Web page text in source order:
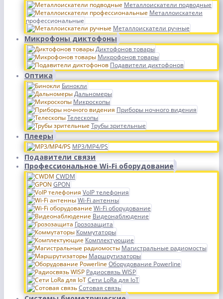
Металлоискатели подводные
Металлоискатели
профессиональные
Металлоискатели ручные
Микрофоны диктофоны
Диктофонов товары
Микрофонов товары
Подавители диктофонов
Оптика
Бинокли
Дальномеры
Микроскопы
Приборы ночного видения
Телескопы
Трубы зрительные
Плееры
MP3/MP4/PS
Подавители связи
Профессиональное Wi-Fi оборудование
CWDM
GPON
VoIP телефония
Wi-Fi антенны
Wi-Fi оборудование
Видеонаблюдение
Грозозащита
Коммутаторы
Комплектующие
Магистральные радиомосты
Маршрутизаторы
Оборудование Powerline
Радиосвязь WISP
Сети LoRa для IoT
Сотовая связь